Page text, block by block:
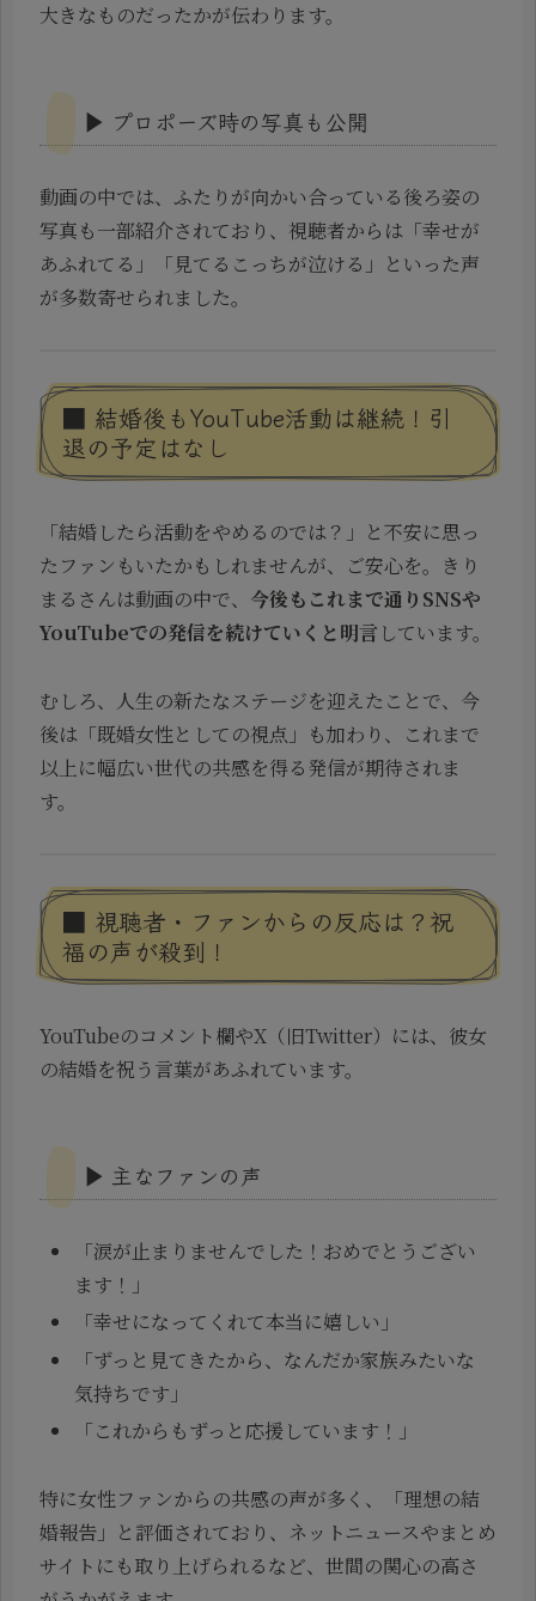
大きなものだったかが伝わります。
▶ プロポーズ時の写真も公開
動画の中では、ふたりが向かい合っている後ろ姿の
写真も一部紹介されており、視聴者からは「幸せが
あふれてる」「見てるこっちが泣ける」といった声
が多数寄せられました。
■ 結婚後もYouTube活動は継続！引
退の予定はなし
「結婚したら活動をやめるのでは？」と不安に思っ
たファンもいたかもしれませんが、ご安心を。きり
まるさんは動画の中で、 今後もこれまで通りSNSや
YouTubeでの発信を続けていくと明言しています。
むしろ、人生の新たなステージを迎えたことで、今
後は「既婚女性としての視点」も加わり、これまで
以上に幅広い世代の共感を得る発信が期待されま
す。
■ 視聴者・ファンからの反応は？祝
福の声が殺到！
YouTubeのコメント欄やX（旧Twitter）には、彼女
の結婚を祝う言葉があふれています。
▶ 主なファンの声
「涙が止まりませんでした！おめでとうござい
ます！」
「幸せになってくれて本当に嬉しい」
「ずっと見てきたから、なんだか家族みたいな
気持ちです」
「これからもずっと応援しています！」
特に女性ファンからの共感の声が多く、「理想の結
婚報告」と評価されており、ネットニュースやまとめ
サイトにも取り上げられるなど、世間の関心の高さ